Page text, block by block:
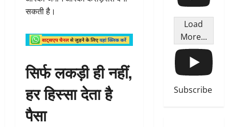
सकती है।
सिर्फ लकड़ी ही नहीं,
हर हिस्सा देता है
पैसा
Load
More...
Subscribe